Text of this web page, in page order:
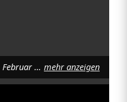
Die kleine Mila erblickte am 7. Februar das Licht der Welt. Foto: Privat mehr anzeigen